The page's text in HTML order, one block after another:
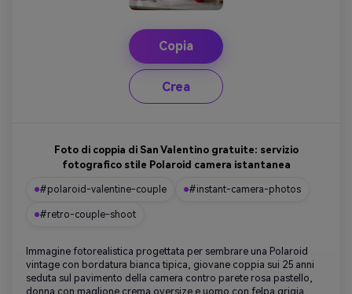
Copia
Crea
Foto di coppia di San Valentino gratuite: servizio
fotografico stile Polaroid camera istantanea
#polaroid-valentine-couple #instant-camera-photos
#retro-couple-shoot
Immagine fotorealistica progettata per sembrare una Polaroid
vintage con bordatura bianca tipica, giovane coppia sui 25 anni
seduta sul pavimento della camera contro parete rosa pastello,
donna con maglione crema oversize e uomo con felpa grigia